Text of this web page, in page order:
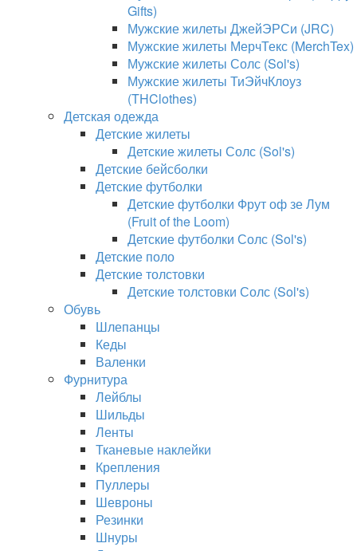
Gifts)
Мужские жилеты ДжейЭРСи (JRC)
Мужские жилеты МерчТекс (MerchTex)
Мужские жилеты Солс (Sol's)
Мужские жилеты ТиЭйчКлоуз
(THClothes)
Детская одежда
Детские жилеты
Детские жилеты Солс (Sol's)
Детские бейсболки
Детские футболки
Детские футболки Фрут оф зе Лум
(Fruit of the Loom)
Детские футболки Солс (Sol's)
Детские поло
Детские толстовки
Детские толстовки Солс (Sol's)
Обувь
Шлепанцы
Кеды
Валенки
Фурнитура
Лейблы
Шильды
Ленты
Тканевые наклейки
Крепления
Пуллеры
Шевроны
Резинки
Шнуры